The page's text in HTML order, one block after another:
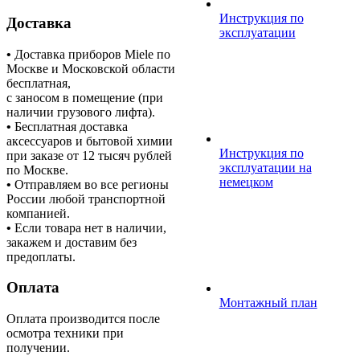
Инструкция по
эксплуатации
Инструкция по
эксплуатации на
немецком
Монтажный план
Доставка
• Доставка приборов Miele по
Москве и Московской области
бесплатная,
с заносом в помещение (при
наличии грузового лифта).
• Бесплатная доставка
аксессуаров и бытовой химии
при заказе от 12 тысяч рублей
по Москве.
• Отправляем во все регионы
России любой транспортной
компанией.
• Если товара нет в наличии,
закажем и доставим без
предоплаты.
Оплата
Оплата производится после
осмотра техники при
получении.